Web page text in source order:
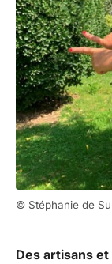
© Stéphanie de
Des artisans